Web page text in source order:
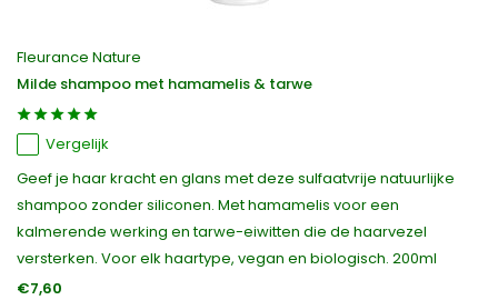
Fleurance Nature
Milde shampoo met hamamelis & tarwe
Vergelijk
Geef je haar kracht en glans met deze sulfaatvrije natuurlijke
shampoo zonder siliconen. Met hamamelis voor een
kalmerende werking en tarwe-eiwitten die de haarvezel
versterken. Voor elk haartype, vegan en biologisch. 200ml
€7,60